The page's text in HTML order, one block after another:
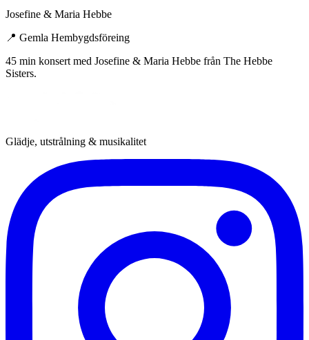
Josefine & Maria Hebbe
📍 Gemla Hembygdsföreing
45 min konsert med Josefine & Maria Hebbe från The Hebbe
Sisters.
Glädje, utstrålning & musikalitet